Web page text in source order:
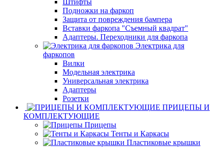
Штифты
Подножки на фаркоп
Защита от повреждения бампера
Вставки фаркопа "Съемный квадрат"
Адаптеры. Переходники для фаркопа
Электрика для
фаркопов
Вилки
Модельная электрика
Универсальная электрика
Адаптеры
Розетки
ПРИЦЕПЫ И
КОМПЛЕКТУЮЩИЕ
Прицепы
Тенты и Каркасы
Пластиковые крышки